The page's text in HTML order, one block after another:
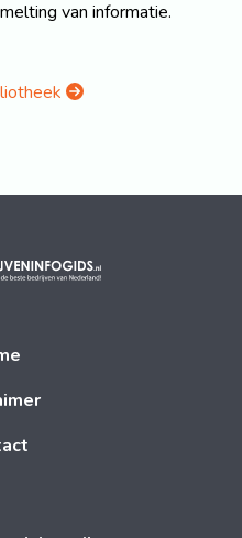
van informatie.